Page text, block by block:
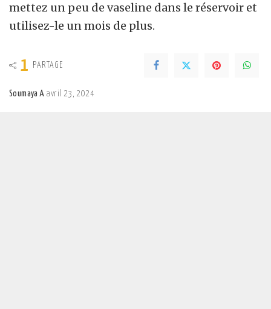
mettez un peu de vaseline dans le réservoir et
utilisez-le un mois de plus.
1 PARTAGE
Posted
Soumaya A avril 23, 2024